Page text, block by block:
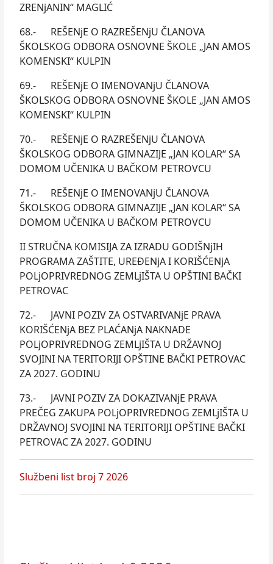
ZRENjANIN“ MAGLIĆ
68.- REŠENjE O RAZREŠENjU ČLANOVA
ŠKOLSKOG ODBORA OSNOVNE ŠKOLE „JAN AMOS
KOMENSKI“ KULPIN
69.- REŠENjE O IMENOVANjU ČLANOVA
ŠKOLSKOG ODBORA OSNOVNE ŠKOLE „JAN AMOS
KOMENSKI“ KULPIN
70.- REŠENjE O RAZREŠENjU ČLANOVA
ŠKOLSKOG ODBORA GIMNAZIJE „JAN KOLAR“ SA
DOMOM UČENIKA U BAČKOM PETROVCU
71.- REŠENjE O IMENOVANjU ČLANOVA
ŠKOLSKOG ODBORA GIMNAZIJE „JAN KOLAR“ SA
DOMOM UČENIKA U BAČKOM PETROVCU
II STRUČNA KOMISIJA ZA IZRADU GODIŠNjIH
PROGRAMA ZAŠTITE, UREĐENjA I KORIŠĆENjA
POLjOPRIVREDNOG ZEMLjIŠTA U OPŠTINI BAČKI
PETROVAC
72.- JAVNI POZIV ZA OSTVARIVANjE PRAVA
KORIŠĆENjA BEZ PLAĆANjA NAKNADE
POLjOPRIVREDNOG ZEMLjIŠTA U DRŽAVNOJ
SVOJINI NA TERITORIJI OPŠTINE BAČKI PETROVAC
ZA 2027. GODINU
73.- JAVNI POZIV ZA DOKAZIVANjE PRAVA
PREČEG ZAKUPA POLjOPRIVREDNOG ZEMLjIŠTA U
DRŽAVNOJ SVOJINI NA TERITORIJI OPŠTINE BAČKI
PETROVAC ZA 2027. GODINU
Službeni list broj 7 2026